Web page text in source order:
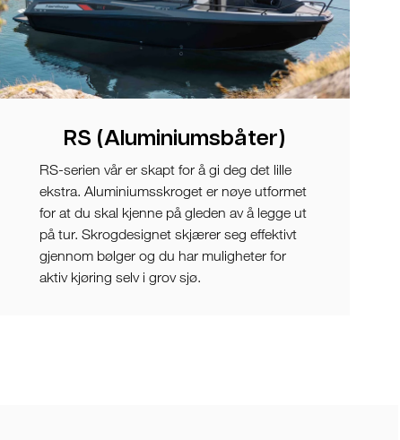
RS (Aluminiumsbåter)
RS-serien vår er skapt for å gi deg det lille
ekstra. Aluminiumsskroget er nøye utformet
for at du skal kjenne på gleden av å legge ut
på tur. Skrogdesignet skjærer seg effektivt
gjennom bølger og du har muligheter for
aktiv kjøring selv i grov sjø.